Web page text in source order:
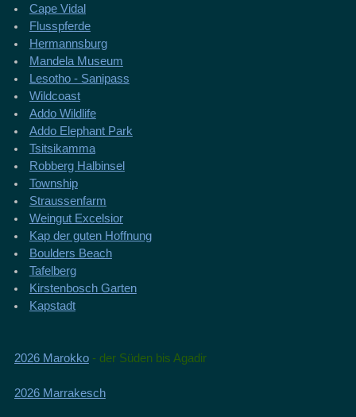
Cape Vidal
Flusspferde
Hermannsburg
Mandela Museum
Lesotho - Sanipass
Wildcoast
Addo Wildlife
Addo Elephant Park
Tsitsikamma
Robberg Halbinsel
Township
Straussenfarm
Weingut Excelsior
Kap der guten Hoffnung
Boulders Beach
Tafelberg
Kirstenbosch Garten
Kapstadt
2026 Marokko- der Süden bis Agadir
2026 Marrakesch